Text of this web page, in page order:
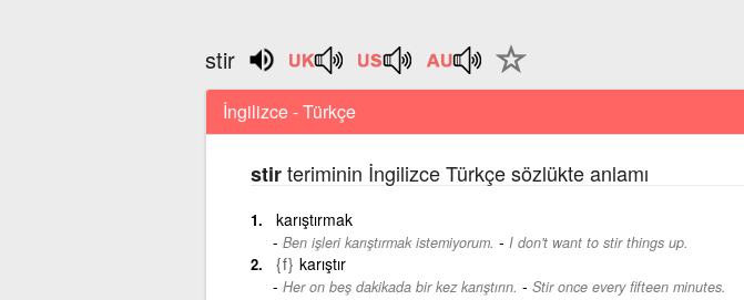
stir
İngilizce - Türkçe
stirteriminin İngilizce Türkçe sözlükte anlamı
karıştırmak
Ben işleri karıştırmak istemiyorum. - I don't want to stir things up.
{f} karıştır
Her on beş dakikada bir kez karıştırın. - Stir once every fifteen minutes.